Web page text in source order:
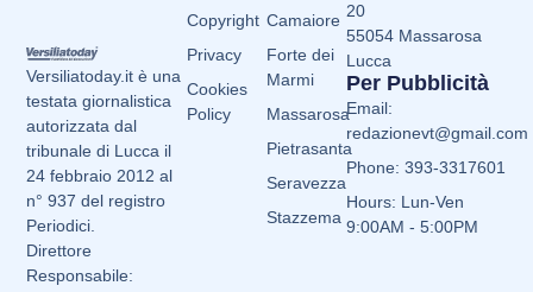
Versiliatoday.it è una
testata giornalistica
autorizzata dal
tribunale di Lucca il
24 febbraio 2012 al
n° 937 del registro
Periodici.
Direttore
Responsabile:
Camaiore
Forte dei
Marmi
Massarosa
Pietrasanta
Seravezza
Stazzema
Copyright
Privacy
Cookies
Policy
20
55054 Massarosa
Lucca
Per Pubblicità
Email:
redazionevt@gmail.com
Phone: 393-3317601
Hours: Lun-Ven
9:00AM - 5:00PM